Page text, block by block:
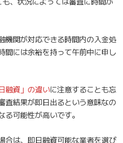
機関が対応できる時間内の入金処
間には余裕を持って午前中に申し
融資」の違いに注意することも忘
査結果が即日出るという意味なの
可能性が高いです。
合は、即日融資可能な業者を選び